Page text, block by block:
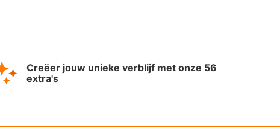
Creëer jouw unieke verblijf met onze 56
extra's